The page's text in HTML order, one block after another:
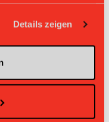
Details zeigen
Zäziwil
3:6
Unihockey
6:4
Unihockey